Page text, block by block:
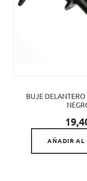
BUJE
AÑADIR AL